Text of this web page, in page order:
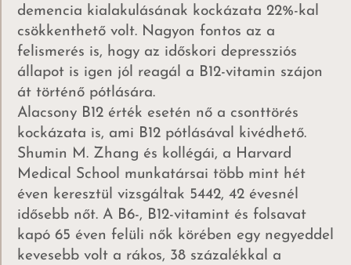
demencia kialakulásának kockázata 22%-kal
csökkenthető volt. Nagyon fontos az a
felismerés is, hogy az időskori depressziós
állapot is igen jól reagál a B12-vitamin szájon
át történő pótlására.
Alacsony B12 érték esetén nő a csonttörés
kockázata is, ami B12 pótlásával kivédhető.
Shumin M. Zhang és kollégái, a Harvard
Medical School munkatársai több mint hét
éven keresztül vizsgáltak 5442, 42 évesnél
idősebb nőt. A B6-, B12-vitamint és folsavat
kapó 65 éven felüli nők körében egy negyeddel
kevesebb volt a rákos, 38 százalékkal a